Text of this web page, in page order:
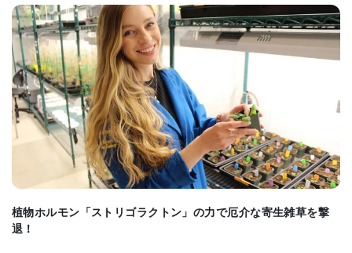
Plant Programのもう一つの力点は、「バイオ燃料作
物」の健全な成長と病虫害の脅威について理解を深
めることである。一方、DOE JGIと共同研究者は、
共同研究の過程で明らかになった遺伝子注釈デー
タ・セットの総目録を構築しており、Phytozomeを
通して公開されている他、DOEのSystems Biology
DOE JGI's Community Sequencing Programの下で
BIOMARKET JP
植物ホルモン「ストリゴラクトン」の力で厄介な寄生雑草を撃
退！